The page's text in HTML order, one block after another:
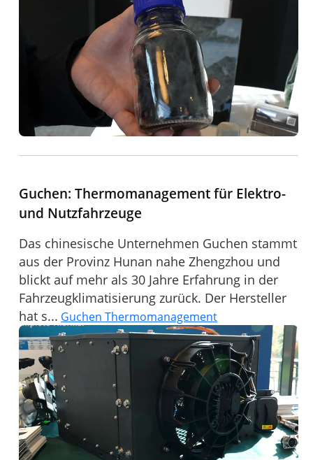
Guchen: Thermomanagement für Elektro-
und Nutzfahrzeuge
Das chinesische Unternehmen Guchen stammt
aus der Provinz Hunan nahe Zhengzhou und
blickt auf mehr als 30 Jahre Erfahrung in der
Fahrzeugklimatisierung zurück. Der Hersteller
hat s... Guchen Thermomanagement